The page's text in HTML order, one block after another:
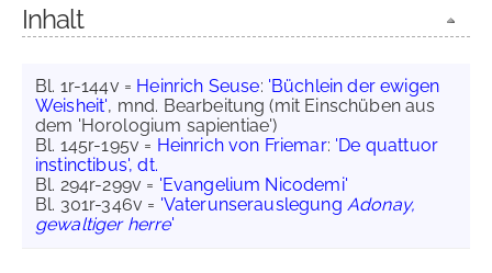
Inhalt
Bl. 1r-144v = Heinrich Seuse: 'Büchlein der ewigen
Weisheit', mnd. Bearbeitung (mit Einschüben aus
dem 'Horologium sapientiae')
Bl. 145r-195v = Heinrich von Friemar: 'De quattuor
instinctibus', dt.
Bl. 294r-299v = 'Evangelium Nicodemi'
Bl. 301r-346v = 'Vaterunserauslegung Adonay,
gewaltiger herre'